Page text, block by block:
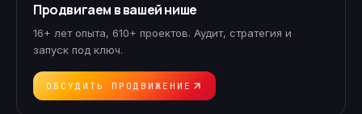
Продвигаем в вашей нише
16+ лет опыта, 610+ проектов. Аудит, стратегия и
запуск под ключ.
ОБСУДИТЬ ПРОДВИЖЕНИЕ